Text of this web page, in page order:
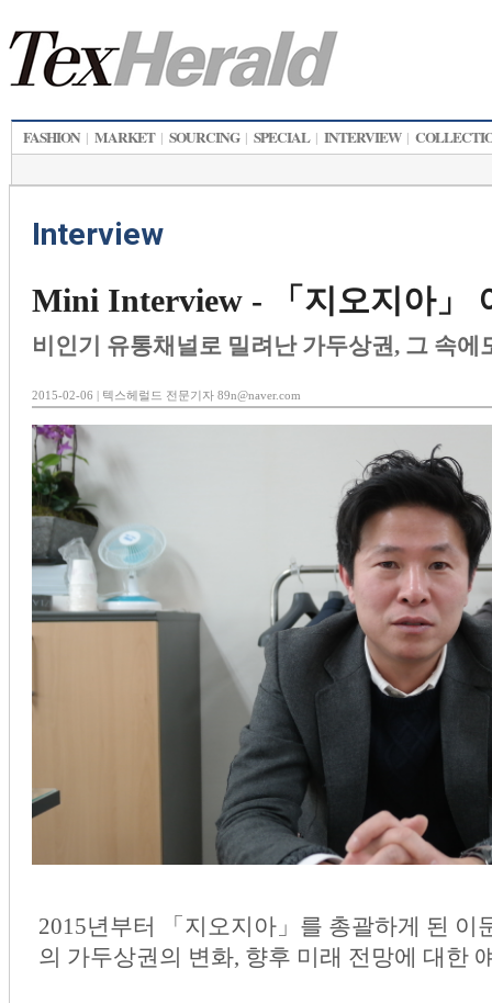
FASHION | MARKET | SOURCING | SPECIAL | INTERVIEW |
Interview
Mini Interview - 「지오지아」
비인기 유통채널로 밀려난 가두상권, 그 속에
2015-02-06 | 텍스헤럴드 전문기자 89n@naver.com
2015년부터 「지오지아」를 총괄하게 된 이
의 가두상권의 변화, 향후 미래 전망에 대한